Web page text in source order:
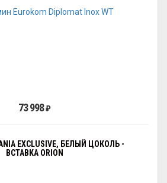
73 998₽
EXCLUSIVE, БЕЛЫЙ ЦОКОЛЬ -
ВСТАВКА ORION